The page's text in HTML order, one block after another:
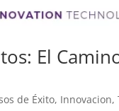
El
de Éxito, Innovacion,